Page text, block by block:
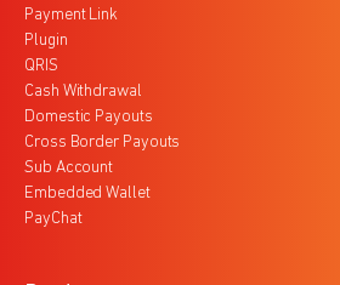
Payment Link
Plugin
QRIS
Cash Withdrawal
Domestic Payouts
Cross Border Payouts
Sub Account
Embedded Wallet
PayChat